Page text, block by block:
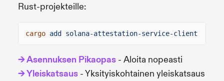
Rust-projekteille:
cargo add solana-attestation-service-client
→ Asennuksen Pikaopas - Aloita nopeasti
→ Yleiskatsaus - Yksityiskohtainen yleiskatsaus